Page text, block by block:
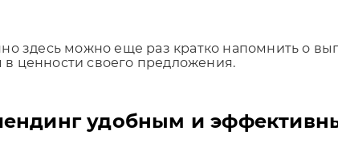
здесь можно еще раз кратко напомнить о
ценности своего предложения.
удобным и